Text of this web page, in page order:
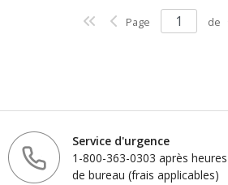
Page de
Service d'urgence
1-800-363-0303 après heures
de bureau (frais applicables)